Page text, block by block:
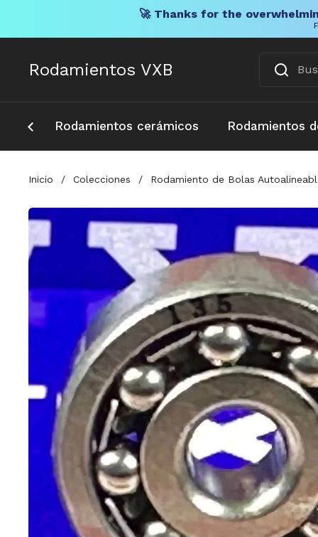
🚀 Thanks for the
Rodamientos VXB
Rodamientos cerámicos Rodamientos
Inicio / Colecciones / Rodamiento de Bolas